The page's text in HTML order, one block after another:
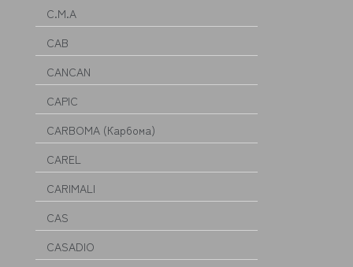
C.M.A
CAB
CANCAN
CAPIC
CARBOMA (Карбома)
CAREL
CARIMALI
CAS
CASADIO